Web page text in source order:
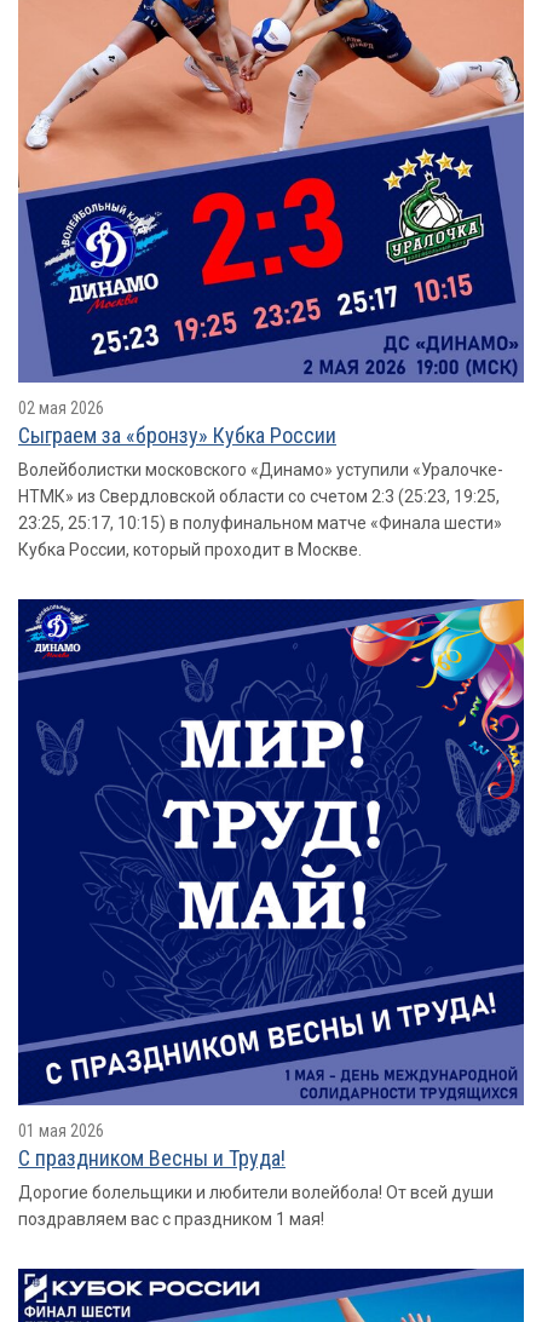
02 мая 2026
Сыграем за «бронзу» Кубка России
Волейболистки московского «Динамо» уступили «Уралочке-
НТМК» из Свердловской области со счетом 2:3 (25:23, 19:25,
23:25, 25:17, 10:15) в полуфинальном матче «Финала шести»
Кубка России, который проходит в Москве.
01 мая 2026
С праздником Весны и Труда!
Дорогие болельщики и любители волейбола! От всей души
поздравляем вас с праздником 1 мая!